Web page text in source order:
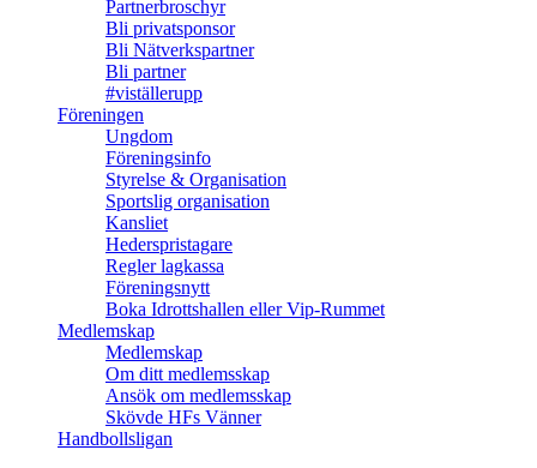
Partnerbroschyr
Bli privatsponsor
Bli Nätverkspartner
Bli partner
#viställerupp
Föreningen
Ungdom
Föreningsinfo
Styrelse & Organisation
Sportslig organisation
Kansliet
Hederspristagare
Regler lagkassa
Föreningsnytt
Boka Idrottshallen eller Vip-Rummet
Medlemskap
Medlemskap
Om ditt medlemsskap
Ansök om medlemsskap
Skövde HFs Vänner
Handbollsligan